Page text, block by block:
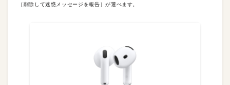
［削除して迷惑メッセージを報告］が選べます。